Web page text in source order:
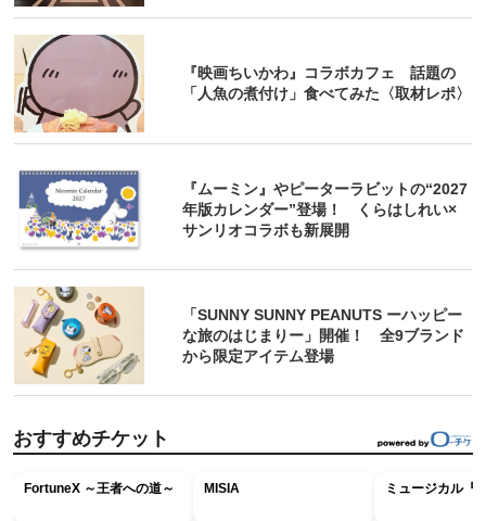
『映画ちいかわ』コラボカフェ 話題の
「人魚の煮付け」食べてみた〈取材レポ〉
『ムーミン』やピーターラビットの“2027
年版カレンダー”登場！ くらはしれい×
サンリオコラボも新展開
「SUNNY SUNNY PEANUTS ーハッピー
な旅のはじまりー」開催！ 全9ブランド
から限定アイテム登場
おすすめチケット
FortuneX ～王者への道～ MISIA ミュージカル『